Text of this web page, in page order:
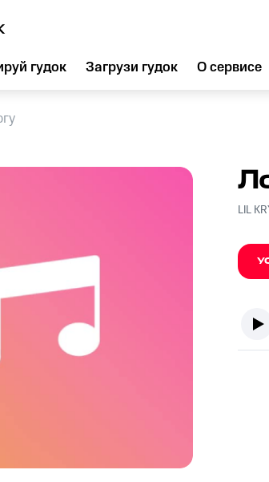
гудок Загрузи гудок О сервисе
LIL